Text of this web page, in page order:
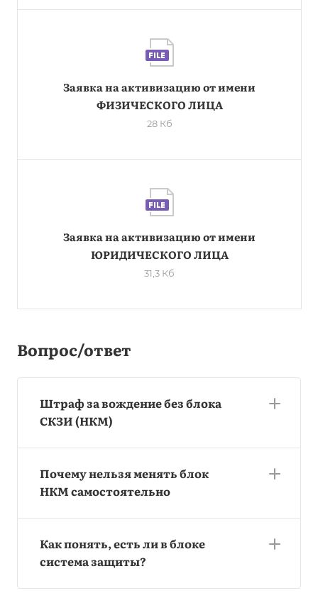
Заявка на активизацию от имени
ФИЗИЧЕСКОГО ЛИЦА
28 Кб
Заявка на активизацию от имени
ЮРИДИЧЕСКОГО ЛИЦА
31,3 Кб
Вопрос/ответ
Штраф за вождение без блока
СКЗИ (НКМ)
Почему нельзя менять блок
НКМ самостоятельно
Как понять, есть ли в блоке
система защиты?